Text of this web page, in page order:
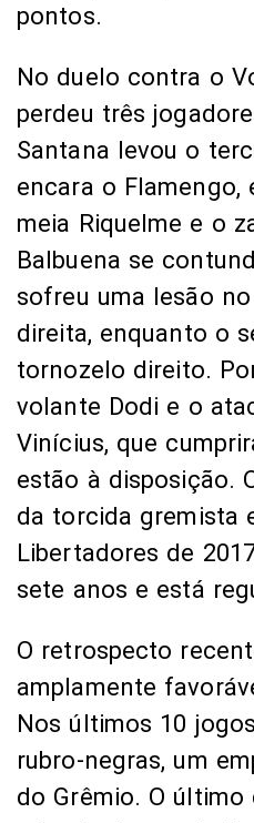
pontos.
No duelo contra o
perdeu três
Santana levou o
encara o Flamengo,
meia Riquelme e o
Balbuena se
sofreu uma lesão
direita, enquanto o
tornozelo direito.
volante Dodi e o
Vinícius, que
estão à disposição.
da torcida gremista
Libertadores de
sete anos e está
O retrospecto
amplamente
Nos últimos 10
rubro-negras, um
do Grêmio. O